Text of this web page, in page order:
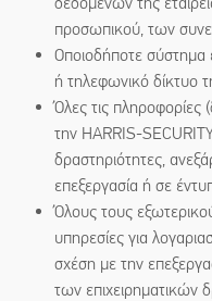
προσωπικού, των
Οποιοδήποτε σύστημα
ή τηλεφωνικό δίκτυο
Όλες τις πληροφορίες
την HARRIS-
δραστηριότητες,
επεξεργασία ή σε
Όλους τους
υπηρεσίες για
σχέση με την
των επιχειρηματικών